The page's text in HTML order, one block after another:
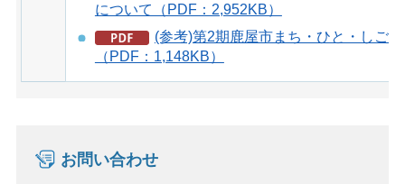
について（PDF：2,952KB）
(参考)第2期鹿屋市まち・ひと・しご
（PDF：1,148KB）
お問い合わせ